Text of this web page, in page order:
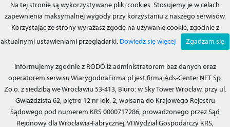
Wiarygodna Firma 2009 – Wszystkie prawa zastrzeżone. © Zawartość strony
internetowej WiarygodnaFirma.pl chroniona jest przez polskie prawo
autorskie oraz prawo własności intelektualnej. Prawa do serwisu oraz treści
w nim zawartych należą do firmy Ads-Center Sp. Zo.o. z siedzibą we
Wrocławiu 53-413, Biuro: w Sky Tower Wrocław. przy ul. Gwiaździsta 62,
numerem KRS 0000717286, prowadzonego przez Sąd Rejonowy dla
Wrocławia-Fabrycznej, VI Wydział Gospodarczy KRS, posiadająca NIP:
PL8992840746, wysokość kapitału zakładowego i wpłaconego: 10000 PLN.
Wszystkie logotypy, nazwy własne, projekty graficzne, filmy, teksty,
formularze, skrypty, kody źródłowe, hasła, znaki towarowe, znaki
serwisowe są znakami zastrzeżonymi i należą do serwisu. Pobieranie,
kopiowanie, modyfikowanie, reprodukowanie, przesyłanie lub
Na tej stronie są wykorzystywane pliki cookies. Stosujemy je w celach
zapewnienia maksymalnej wygody przy korzystaniu z naszego serwisów.
Korzystając ze strony wyrażasz zgodę na używanie cookie, zgodnie z
aktualnymi ustawieniami przeglądarki. Dowiedz się więcej Zgadzam się
Informujemy zgodnie z RODO iż administratorem baz danych oraz
operatorem serwisu WiarygodnaFirma.pl jest firma Ads-Center.NET Sp.
Zo.o. z siedzibą we Wrocławiu 53-413, Biuro: w Sky Tower Wrocław. przy ul.
Gwiaździsta 62, piętro 12 nr lok. 2, wpisana do Krajowego Rejestru
Sądowego pod numerem KRS 0000717286, prowadzonego przez Sąd
Rejonowy dla Wrocławia-Fabrycznej, VI Wydział Gospodarczy KRS,